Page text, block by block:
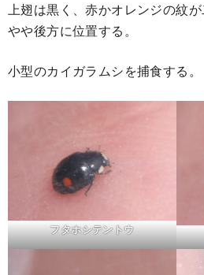
上翅は黒く、赤かオレンジの紋
やや後方に位置する。
小型のカイガラムシを捕食する。
フタホシテントウ